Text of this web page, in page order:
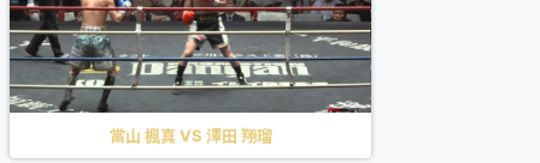
當山 楓真 VS 澤田 翔瑠